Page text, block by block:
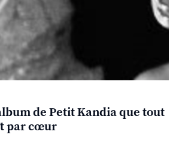
de Petit Kandia que tout
par cœur